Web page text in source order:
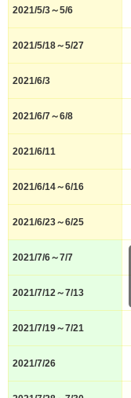
2021/5/3～5/6
2021/5/18～5/27
2021/6/3
2021/6/7～6/8
2021/6/11
2021/6/14～6/16
2021/6/23～6/25
2021/7/6～7/7
2021/7/12～7/13
2021/7/19～7/21
2021/7/26